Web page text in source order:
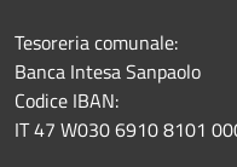
Tesoreria comunale:
Banca Intesa Sanpaolo
Codice IBAN:
IT 47 W030 6910 8101